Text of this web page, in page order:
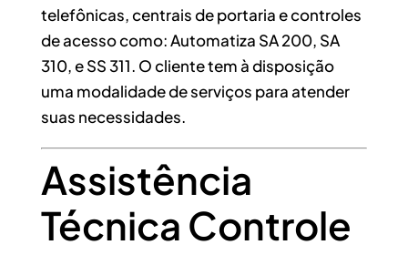
telefônicas, centrais de portaria e controles
de acesso como: Automatiza SA 200, SA
310, e SS 311. O cliente tem à disposição
uma modalidade de serviços para atender
suas necessidades.
Assistência
Técnica Controle